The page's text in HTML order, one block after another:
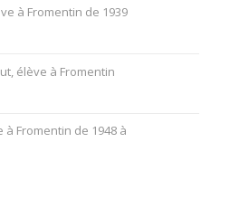
à Fromentin de 1939
élève à Fromentin
à Fromentin de 1948 à